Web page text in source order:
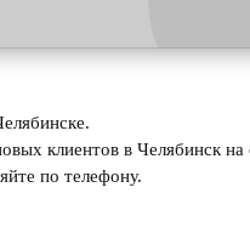
клиентов в Челябинск
по телефону.